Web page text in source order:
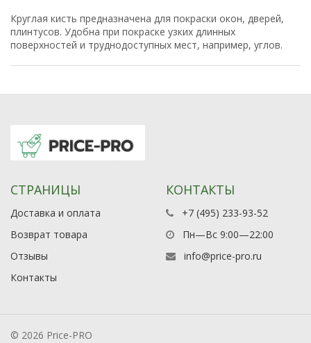
Круглая кисть предназначена для покраски окон, дверей,
плинтусов. Удобна при покраске узких длинных
поверхностей и труднодоступных мест, например, углов.
СТРАНИЦЫ
Доставка и оплата
Возврат товара
Отзывы
Контакты
КОНТАКТЫ
+7 (495) 233-93-52
Пн—Вс 9:00—22:00
info@price-pro.ru
© 2026 Price-PRO